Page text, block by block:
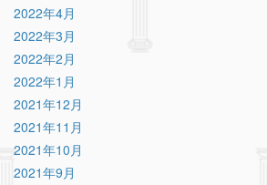
2022年4月
2022年3月
2022年2月
2022年1月
2021年12月
2021年11月
2021年10月
2021年9月